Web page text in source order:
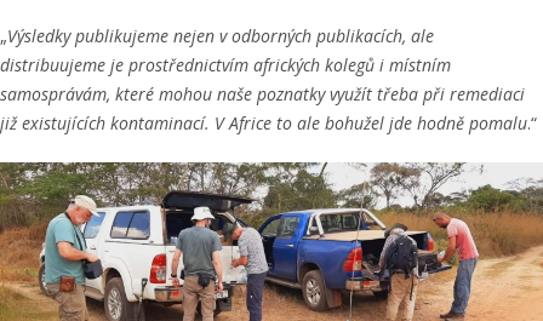
„Výsledky publikujeme nejen v odborných publikacích, ale
distribuujeme je prostřednictvím afrických kolegů i místním
samosprávám, které mohou naše poznatky využít třeba při remediaci
již existujících kontaminací. V Africe to ale bohužel jde hodně pomalu.“